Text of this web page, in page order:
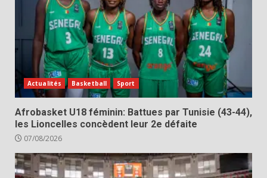
Actualités Basketball Sport
Afrobasket U18 féminin: Battues par Tunisie (43-44),
les Lioncelles concèdent leur 2e défaite
07/08/2026